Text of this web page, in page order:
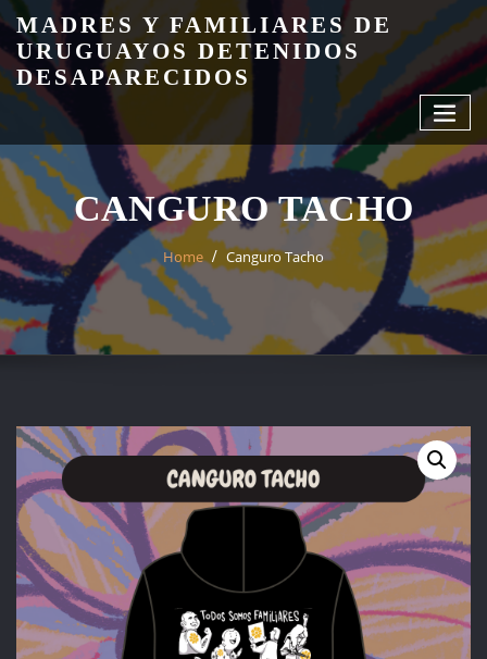
Skip
content
MADRES Y FAMILIARES DE
URUGUAYOS DETENIDOS
DESAPARECIDOS
CANGURO TACHO
Home Canguro Tacho